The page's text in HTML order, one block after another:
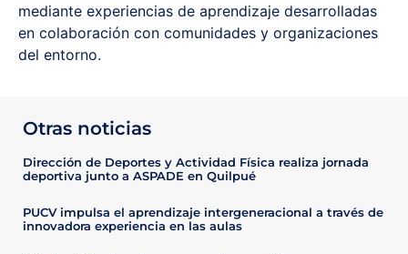
mediante experiencias de aprendizaje desarrolladas
en colaboración con comunidades y organizaciones
del entorno.
Otras noticias
Dirección de Deportes y Actividad Física realiza jornada
deportiva junto a ASPADE en Quilpué
PUCV impulsa el aprendizaje intergeneracional a través de
innovadora experiencia en las aulas